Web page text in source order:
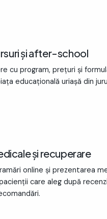
și after-school
cu program, prețuri și
educațională uriașă din
și recuperare
online și prezentarea
care aleg după